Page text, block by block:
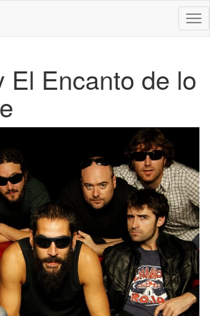
El Encanto de lo